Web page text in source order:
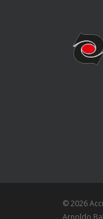
© 2026
Arnoldo